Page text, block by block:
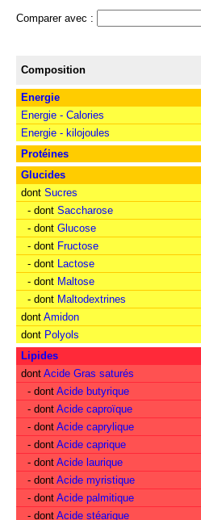
Comparer avec :
Composition
Energie
Energie - Calories
Energie - kilojoules
Protéines
Glucides
dont Sucres
- dont Saccharose
- dont Glucose
- dont Fructose
- dont Lactose
- dont Maltose
- dont Maltodextrines
dont Amidon
dont Polyols
Lipides
dont Acide Gras saturés
- dont Acide butyrique
- dont Acide caproïque
- dont Acide caprylique
- dont Acide caprique
- dont Acide laurique
- dont Acide myristique
- dont Acide palmitique
- dont Acide stéarique